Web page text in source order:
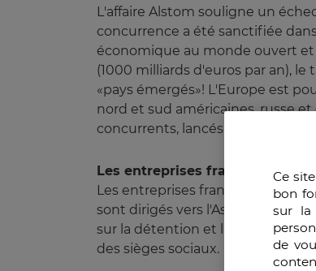
L'affaire Alstom souligne un
concurrence a été sanctifiée
économique au monde ouvert
(1000 milliards d'euros par an), le
«pays émergés»! L'Europe est
nord et sud américaines, russe
concurrents, lancés depuis
Les entreprises françaises
Les entreprises françaises, par
sont dirigés vers l'Asie et
sur la détention et la cession
des sièges sociaux.
Ce
bon
sur la
de